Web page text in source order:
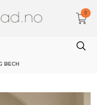
0
BECH